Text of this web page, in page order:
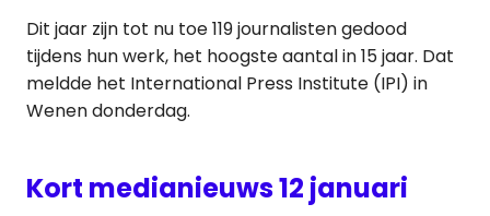
Dit jaar zijn tot nu toe 119 journalisten gedood
tijdens hun werk, het hoogste aantal in 15 jaar. Dat
meldde het International Press Institute (IPI) in
Wenen donderdag.
Kort medianieuws 12 januari